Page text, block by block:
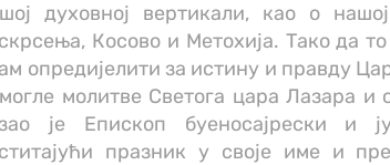
духовној вертикали, као о
Косово и Метохија. Тако да
опредијелити за истину и правду
молитве Светога цара Лазара и
је Епископ буеносајрески и
празник у своје име и